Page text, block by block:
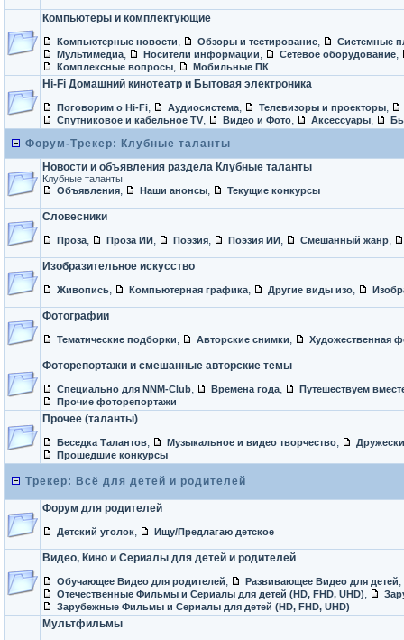
Компьютеры и комплектующие
Компьютерные новости, Обзоры и тестирование,
Системные
Мультимедиа, Носители информации, Сетевое оборудование,
Комплексные вопросы, Мобильные ПК
Hi-Fi Домашний кинотеатр и Бытовая электроника
Поговорим о Hi-Fi, Аудиосистема, Телевизоры и проекторы,
Спутниковое и кабельное TV, Видео и Фото, Аксессуары,
Форум-Трекер: Клубные таланты
Новости и объявления раздела Клубные таланты
Клубные таланты
Объявления, Наши анонсы, Текущие конкурсы
Словесники
Проза, Проза ИИ, Поэзия, Поэзия ИИ, Смешанный жанр,
Изобразительное искусство
Живопись, Компьютерная графика, Другие виды изо,
Фотографии
Тематические подборки, Авторские снимки, Художественная
Фоторепортажи и смешанные авторские темы
Специально для NNM-Club, Времена года,
Путешествуем
Прочие фоторепортажи
Прочее (таланты)
Беседка Талантов, Музыкальное и видео творчество,
Прошедшие конкурсы
Трекер: Всё для детей и родителей
Форум для родителей
Детский уголок, Ищу/Предлагаю детское
Видео, Кино и Сериалы для детей и родителей
Обучающее Видео для родителей, Развивающее Видео для детей,
Отечественные Фильмы и Сериалы для детей (HD, FHD, UHD),
Зарубежные Фильмы и Сериалы для детей (HD, FHD, UHD)
Мультфильмы